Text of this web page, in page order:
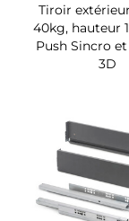
Tiroir
40kg, hauteur
Push Sincro
3D